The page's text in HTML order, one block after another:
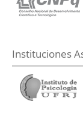
Instituciones